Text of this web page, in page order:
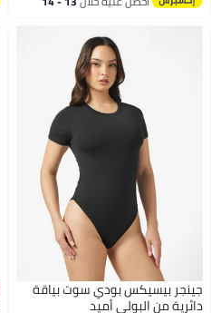
جينجر بيسيكس بودي سوت بياقة
دائرية من البولي أميد